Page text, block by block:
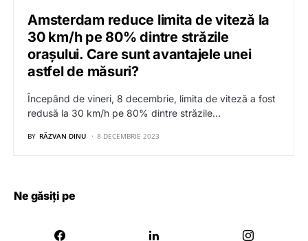
Amsterdam reduce limita de viteză la
30 km/h pe 80% dintre străzile
orașului. Care sunt avantajele unei
astfel de măsuri?
Începând de vineri, 8 decembrie, limita de viteză a fost
redusă la 30 km/h pe 80% dintre străzile…
BY RĂZVAN DINU 8 DECEMBRIE 2023
Ne găsiți pe